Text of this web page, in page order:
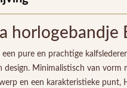
horlogebandje
een pure en prachtige
design. Minimalistisch van vorm
en een karakteristieke punt,